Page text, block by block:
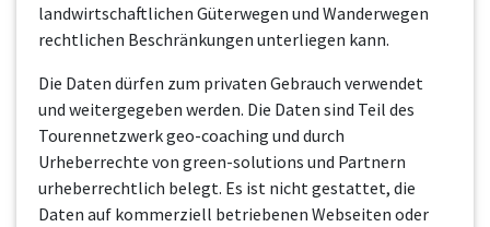
landwirtschaftlichen Güterwegen und Wanderwegen
rechtlichen Beschränkungen unterliegen kann.
Die Daten dürfen zum privaten Gebrauch verwendet
und weitergegeben werden. Die Daten sind Teil des
Tourennetzwerk geo-coaching und durch
Urheberrechte von green-solutions und Partnern
urheberrechtlich belegt. Es ist nicht gestattet, die
Daten auf kommerziell betriebenen Webseiten oder